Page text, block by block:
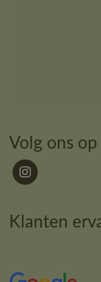
Volg ons
Klanten